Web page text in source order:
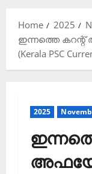
Home
2025
ഇന്നത്തെ
(Kerala PSC
2025